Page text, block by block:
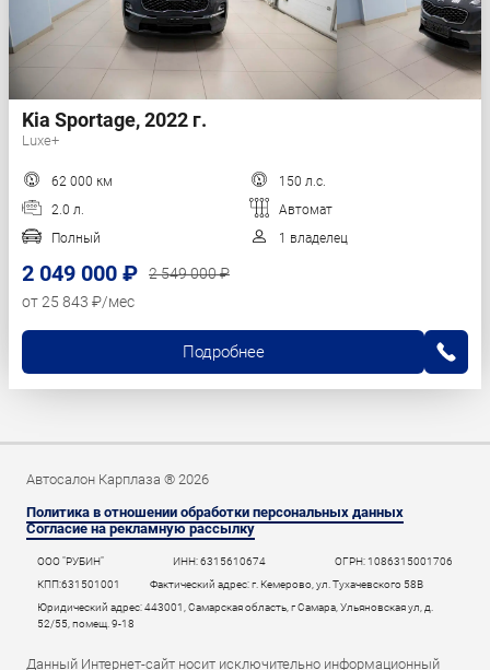
Kia Sportage, 2022 г.
Luxe+
62 000 км
150 л.с.
2.0 л.
Автомат
Полный
1 владелец
2 049 000 ₽
2 549 000 ₽
от 25 843 ₽/мес
Подробнее
Автосалон Карплаза ® 2026
Политика в отношении обработки персональных данных
Согласие на рекламную рассылку
ООО "РУБИН" ИНН: 6315610674
ОГРН: 1086315001706
КПП:631501001
Фактический адрес: г. Кемерово, ул. Тухачевского 58В
Юридический адрес: 443001, Самарская область, г Самара, Ульяновская ул, д.
52/55, помещ. 9-18
Данный Интернет-сайт носит исключительно информационный